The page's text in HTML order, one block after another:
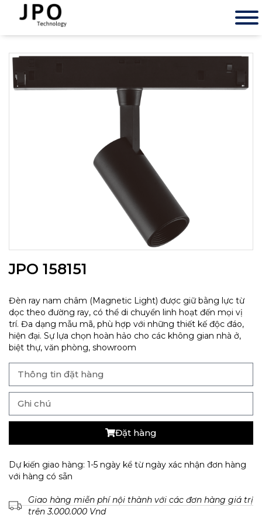
JPO 158151
Đèn ray nam châm (Magnetic Light) được giữ bằng lực từ
dọc theo đường ray, có thể di chuyển linh hoạt đến mọi vị
trí. Đa dạng mẫu mã, phù hợp với những thiết kế độc đáo,
hiện đại. Sự lựa chọn hoàn hảo cho các không gian nhà ở,
biệt thự, văn phòng, showroom
Đặt hàng
Dự kiến giao hàng: 1-5 ngày kể từ ngày xác nhận đơn hàng
với hàng có sẵn
Giao hàng miễn phí nội thành với các đơn hàng giá trị
trên 3.000.000 Vnd